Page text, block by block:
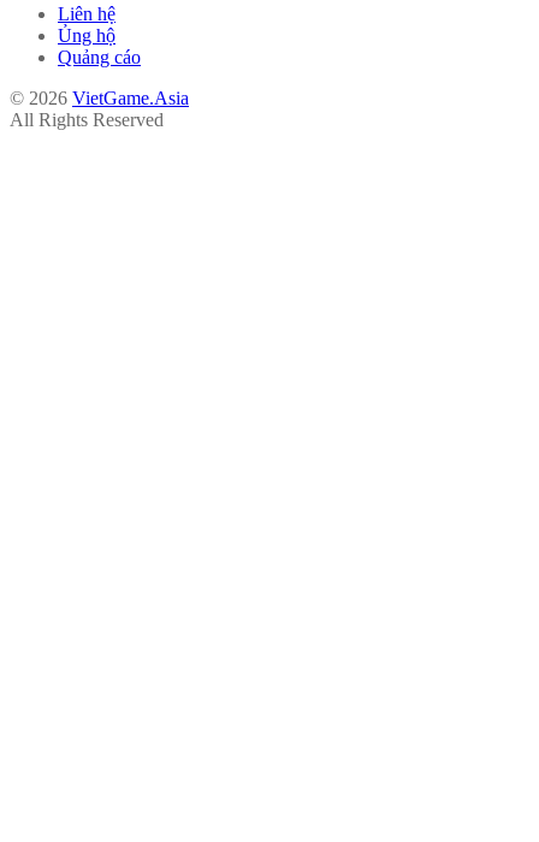
Liên hệ
Ủng hộ
Quảng cáo
© 2026 VietGame.Asia
All Rights Reserved